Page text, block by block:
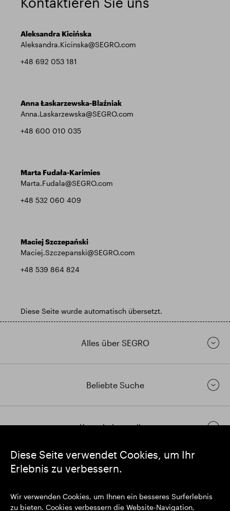
Diese Seite verwendet Cookies, um Ihr
Erlebnis zu verbessern.
Wir verwenden Cookies, um Ihnen ein besseres Surferlebnis
zu bieten. Cookies verbessern die Website-Navigation,
Aleksandra Kicińska
Aleksandra.Kicinska@SEGRO.com
+48 692 053 181
Anna Łaskarzewska-Blaźniak
Anna.Laskarzewska@SEGRO.com
+48 600 010 035
Marta Fudała-Karimies
Marta.Fudala@SEGRO.com
+48 532 060 409
Maciej Szczepański
Maciej.Szczepanski@SEGRO.com
+48 539 864 824
Diese Seite wurde automatisch übersetzt.
Alles über SEGRO
Beliebte Suche
Kontakt herstellen
https://www.linkedin.com/
Eingetragener Sitz: 1 New Burlington Place, London W1S 2HR